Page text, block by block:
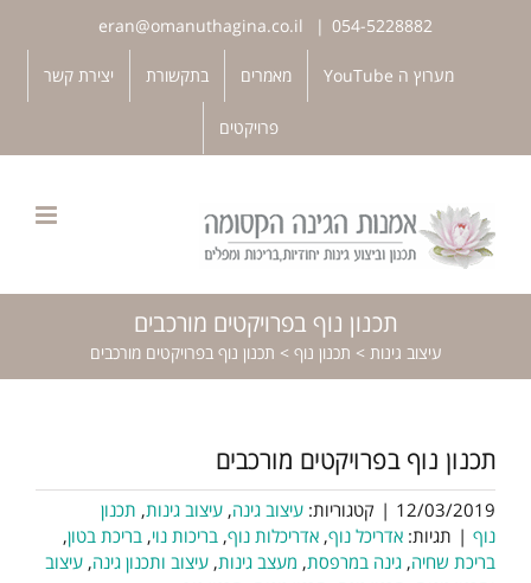
פתח סרגל נגישות
054-5228882
|
מערוץ ה YouTube מאמרים בתקשורת יצירת קשר
פרויקטים
תכנון נוף בפרויקטים מורכבים
עיצוב גינות > תכנון נוף > תכנון נוף בפרויקטים מורכבים
תכנון נוף בפרויקטים מורכבים
12/03/2019
| קטגוריות: עיצוב גינה, עיצוב גינות, תכנון
נוף | תגיות: אדריכל נוף, אדריכלות נוף, בריכות נוי, בריכת בטון,
בריכת שחיה, גינה במרפסת, מעצב גינות, עיצוב ותכנון גינה, עיצוב